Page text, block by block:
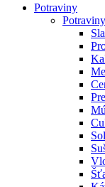
Potraviny
Potraviny